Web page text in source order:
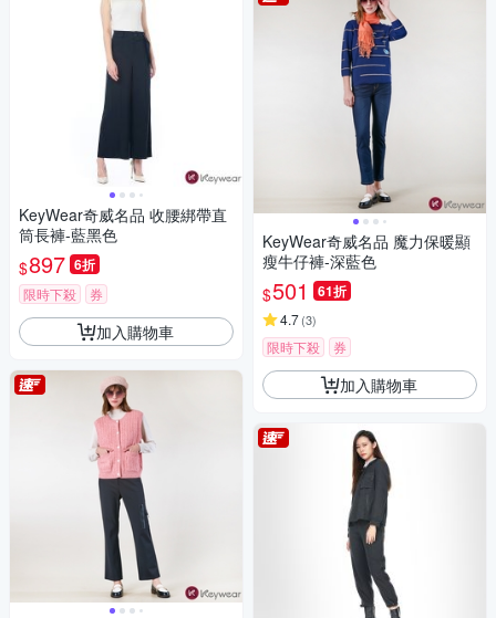
KeyWear奇威名品 收腰綁帶直
筒長褲-藍黑色
$897 6折
限時下殺 券
加入購物車
KeyWear奇威名品 魔力保暖顯
瘦牛仔褲-深藍色
$501 61折
4.7(3)
限時下殺 券
加入購物車